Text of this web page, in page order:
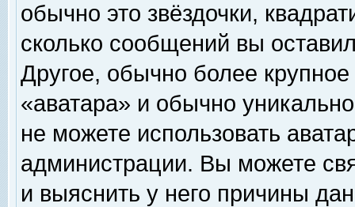
обычно это звёздочки,
сколько сообщений вы
Другое, обычно более
«аватара» и обычно
не можете использовать
администрации. Вы можете
и выяснить у него причины